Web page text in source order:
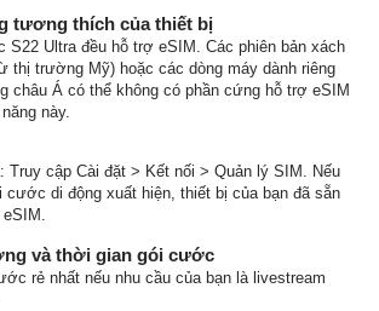
tương thích của thiết bị
S22 Ultra đều hỗ trợ eSIM. Các phiên bản xách
thị trường Mỹ) hoặc các dòng máy dành riêng
châu Á có thể không có phần cứng hỗ trợ eSIM
này.
Truy cập Cài đặt > Kết nối > Quản lý SIM. Nếu
cước di động xuất hiện, thiết bị của bạn đã sẵn
và thời gian gói cước
rẻ nhất nếu nhu cầu của bạn là livestream